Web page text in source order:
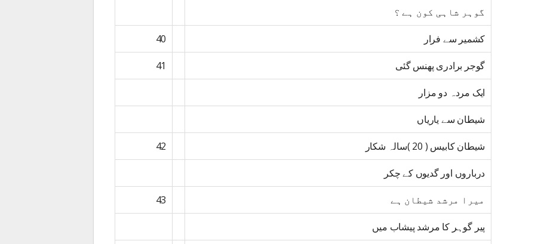
گوہر شاہی کون ہے ؟
کشمیر سے فرار 40
گوجر برادری پھنس گئی 41
ایک مردہ دو مزار
شیطان سے یاریاں
شیطان کابیس ( 20 )سالہ شکار 42
درباروں اور گدیوں کے چکر
میرا مرشد شیطان ہے 43
پیر گوہر کا مرشد پیشاب میں